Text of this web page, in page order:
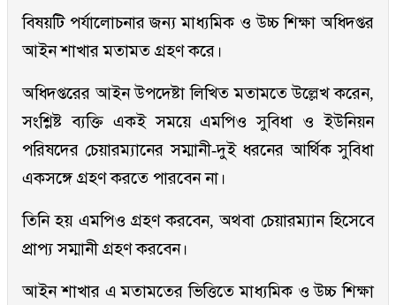
বিষয়টি পর্যালোচনার জন্য মাধ্যমিক ও উচ্চ শিক্ষা অধিদপ্তর
আইন শাখার মতামত গ্রহণ করে।
অধিদপ্তরের আইন উপদেষ্টা লিখিত মতামতে উল্লেখ করেন,
সংশ্লিষ্ট ব্যক্তি একই সময়ে এমপিও সুবিধা ও ইউনিয়ন
পরিষদের চেয়ারম্যানের সম্মানী-দুই ধরনের আর্থিক সুবিধা
একসঙ্গে গ্রহণ করতে পারবেন না।
তিনি হয় এমপিও গ্রহণ করবেন, অথবা চেয়ারম্যান হিসেবে
প্রাপ্য সম্মানী গ্রহণ করবেন।
আইন শাখার এ মতামতের ভিত্তিতে মাধ্যমিক ও উচ্চ শিক্ষা